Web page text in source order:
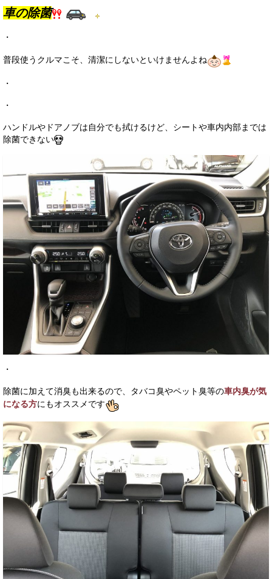
車の除菌
・
普段使うクルマこそ、清潔にしないといけませんよね
・
・
ハンドルやドアノブは自分でも拭けるけど、シートや車内内部までは
除菌できない
・
除菌に加えて消臭も出来るので、タバコ臭やペット臭等の車内臭が気
になる方にもオススメです